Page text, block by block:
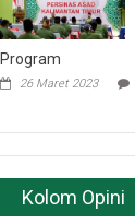
Program
26 Maret 2023
Kolom Opini